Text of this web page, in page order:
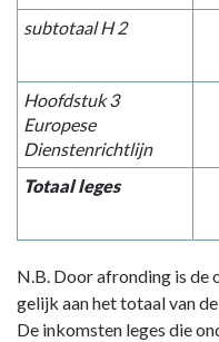
subtotaal H 2
Hoofdstuk 3
Europese
Dienstenrichtlijn
Totaal leges
N.B. Door afronding is de
gelijk aan het totaal van
De inkomsten leges die